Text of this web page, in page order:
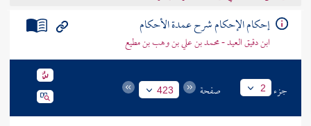
إحكام الإحكام شرح عمدة الأحكام
ابن دقيق العيد - محمد بن علي بن وهب بن مطيع
جزء 2 صفحة 423